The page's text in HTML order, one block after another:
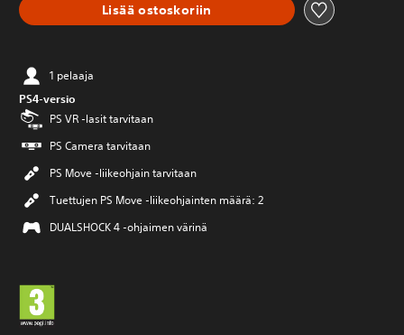
Lisää ostoskoriin
1 pelaaja
PS4-versio
PS VR -lasit tarvitaan
PS Camera tarvitaan
PS Move -liikeohjain tarvitaan
Tuettujen PS Move -liikeohjainten määrä: 2
DUALSHOCK 4 -ohjaimen värinä